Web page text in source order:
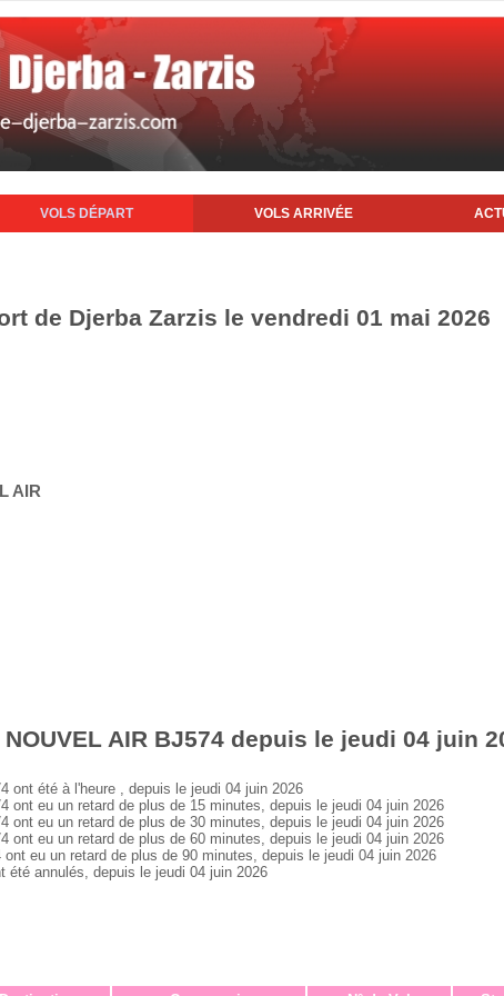
VOLS DÉPART VOLS ARRIVÉE
de Djerba Zarzis le vendredi 01 mai 2026
AIR
AIR BJ574 depuis le jeudi 04 juin
ont été à l'heure , depuis le jeudi 04 juin 2026
ont eu un retard de plus de 15 minutes, depuis le jeudi 04 juin 2026
ont eu un retard de plus de 30 minutes, depuis le jeudi 04 juin 2026
ont eu un retard de plus de 60 minutes, depuis le jeudi 04 juin 2026
eu un retard de plus de 90 minutes, depuis le jeudi 04 juin 2026
annulés, depuis le jeudi 04 juin 2026